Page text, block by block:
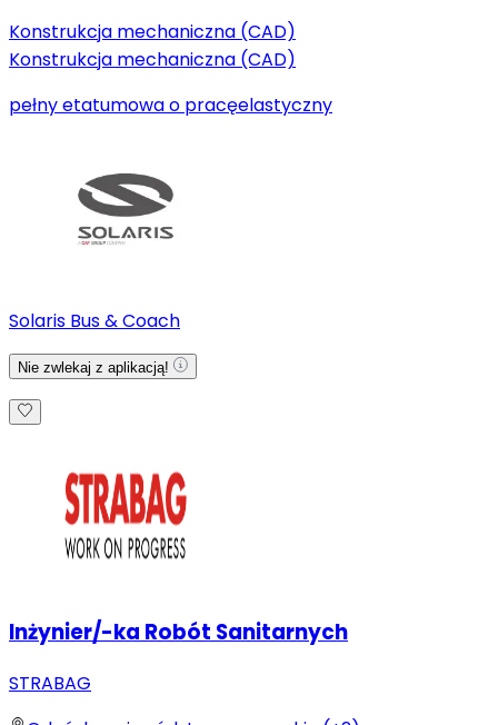
Konstrukcja mechaniczna (CAD)
Konstrukcja mechaniczna (CAD)
pełny etatumowa o pracęelastyczny
Solaris Bus & Coach
Nie zwlekaj z aplikacją!
Inżynier/-ka Robót Sanitarnych
STRABAG